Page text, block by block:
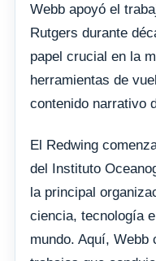
Webb apoyó el
Rutgers durante
papel crucial en la
herramientas de
contenido narrativo
El Redwing
del Instituto
la principal
ciencia, tecnología
mundo. Aquí,